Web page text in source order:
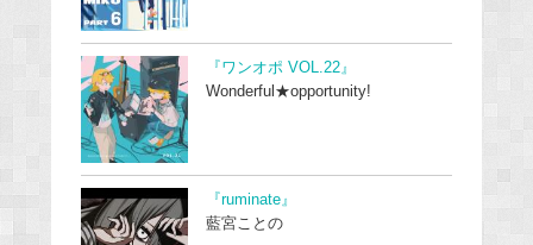
『ワンオポ VOL.22』
Wonderful★opportunity!
『ruminate』
藍宮ことの